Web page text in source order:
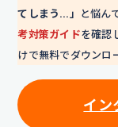
てしまう…」
と悩ん
考対策ガイドを確認
けで無料でダウンロ
イン